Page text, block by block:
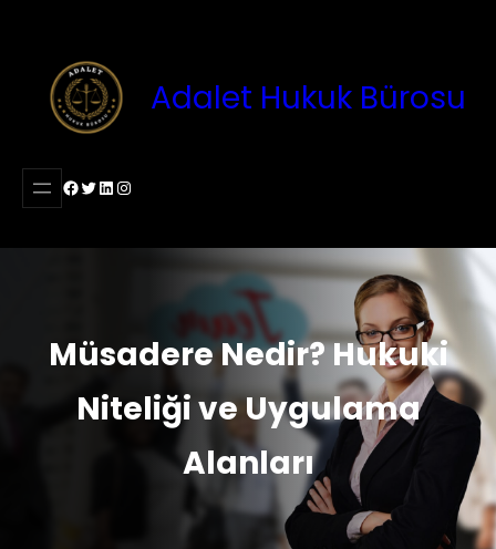
Adalet Hukuk Bürosu
Facebook
Twitter
LinkedIn
Instagram
Müsadere Nedir? Hukuki
Niteliği ve Uygulama
Alanları